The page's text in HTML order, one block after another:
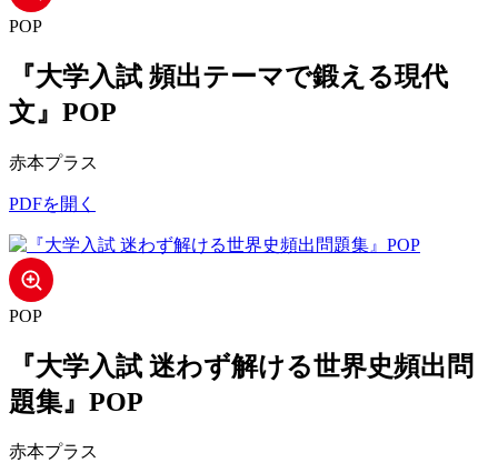
POP
『大学入試 頻出テーマで鍛える現代
文』POP
赤本プラス
PDFを開く
POP
『大学入試 迷わず解ける世界史頻出問
題集』POP
赤本プラス